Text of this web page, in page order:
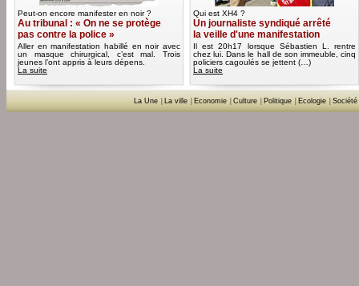
Peut-on encore manifester en noir ?
Au tribunal : « On ne se protège
pas contre la police »
Aller en manifestation habillé en noir avec
un masque chirurgical, c’est mal. Trois
jeunes l’ont appris à leurs dépens.
La suite
Qui est XH4 ?
Un journaliste syndiqué arrêté
la veille d'une manifestation
Il est 20h17 lorsque Sébastien L. rentre
chez lui. Dans le hall de son immeuble, cinq
policiers cagoulés se jettent (…)
La suite
La Une La ville Economie Culture Politique Ecologie Société